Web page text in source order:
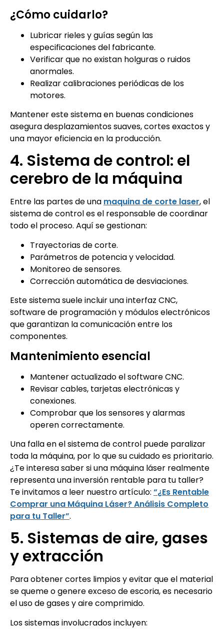
¿Cómo cuidarlo?
Lubricar rieles y guías según las
especificaciones del fabricante.
Verificar que no existan holguras o ruidos
anormales.
Realizar calibraciones periódicas de los
motores.
Mantener este sistema en buenas condiciones
asegura desplazamientos suaves, cortes exactos y
una mayor eficiencia en la producción.
4. Sistema de control: el
cerebro de la máquina
Entre las partes de una maquina de corte laser, el
sistema de control es el responsable de coordinar
todo el proceso. Aquí se gestionan:
Trayectorias de corte.
Parámetros de potencia y velocidad.
Monitoreo de sensores.
Corrección automática de desviaciones.
Este sistema suele incluir una interfaz CNC,
software de programación y módulos electrónicos
que garantizan la comunicación entre los
componentes.
Mantenimiento esencial
Mantener actualizado el software CNC.
Revisar cables, tarjetas electrónicas y
conexiones.
Comprobar que los sensores y alarmas
operen correctamente.
Una falla en el sistema de control puede paralizar
toda la máquina, por lo que su cuidado es prioritario.
¿Te interesa saber si una máquina láser realmente
representa una inversión rentable para tu taller?
Te invitamos a leer nuestro artículo: “¿Es Rentable
Comprar una Máquina Láser? Análisis Completo
para tu Taller”.
5. Sistemas de aire, gases
y extracción
Para obtener cortes limpios y evitar que el material
se queme o genere exceso de escoria, es necesario
el uso de gases y aire comprimido.
Los sistemas involucrados incluyen: